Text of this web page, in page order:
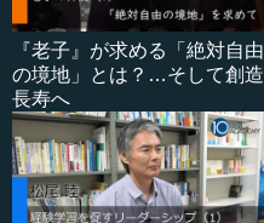
『老子』が求める「絶対自由
の境地」とは？…そして創造
長寿へ